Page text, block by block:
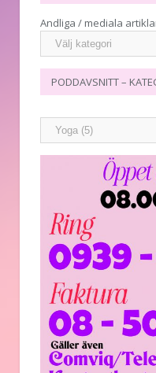
Andliga / mediala
PODDAVSNITT –